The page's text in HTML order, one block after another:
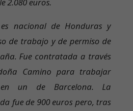
2.080 euros.
nacional de Honduras y
de trabajo y de permiso de
Fue contratada a través
Camino para trabajar
un de Barcelona. La
fue de 900 euros pero, tras